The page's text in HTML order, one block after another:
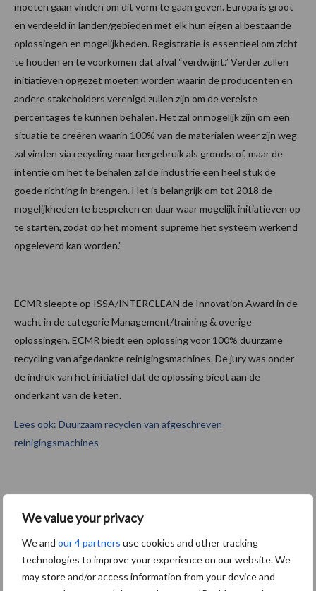
We value your privacy
We and our 4 partners use cookies and other tracking
technologies to improve your experience on our website. We
may store and/or access information from your device and
moeten gaan vinden om dit vorm te gaan geven. Europa is groot
en verdeeld in landen/gebieden met elk hun eigen al bestaande
oplossingen en mogelijkheden. Registratie is essentieel om zicht
te houden en te voorkomen dat afval “verdwijnt.” Verder zullen
initiatieven opgezet moeten worden waarin de producenten en
andere stakeholders verenigd zullen zijn om de vereiste
percentages te kunnen behalen. Het zal onmogelijk zijn om een
situatie te creëren waarin 100% van de materialen weer zijn weg
zal vinden via recycling naar hergebruik als grondstof, maar de
intentie om het te behalen zal de industrie een heel stuk de
goede richting in brengen. Het is belangrijk om tot 2018 de
mogelijkheden te bespreken en daar waar mogelijk initiatieven op
te starten, zodat op het moment supreme het systeem werkend
opgeleverd kan worden.”
ECMR sleepte op ISSA/INTERCLEAN de Innovation Award in de
wacht in de categorie Management/training & overige
oplossingen. ECMR biedt een oplossing voor 100% duurzame
recycling van afgedankte reinigingsmachines. De jury was onder
de indruk van het initiatief dat de oplossing biedt aan de
onderkant van de keten.
Lees ook: Duurzaam recyclen van afgeschreven
reinigingsmachines
Aanbevolen voor jou! Lees meer